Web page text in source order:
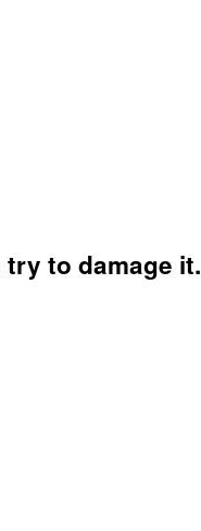
to damage it.